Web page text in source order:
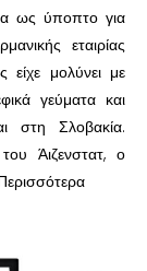
ως ύποπτο για
εταιρίας
μολύνει με
γεύματα και
στη Σλοβακία.
Άιζενστατ, ο